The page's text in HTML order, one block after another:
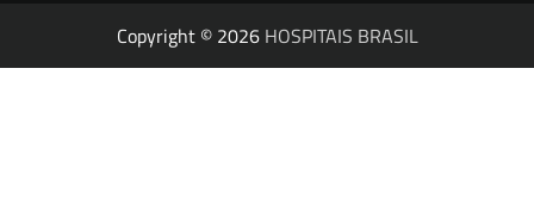
Copyright © 2026 HOSPITAIS BRASIL